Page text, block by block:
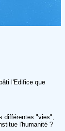
l'Edifice que
différentes "vies",
l'humanité ?